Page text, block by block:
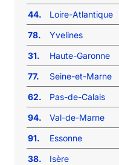
44.
Loire-Atlantique
78.
Yvelines
31.
Haute-Garonne
77.
Seine-et-Marne
62.
Pas-de-Calais
94.
Val-de-Marne
91.
Essonne
38.
Isère